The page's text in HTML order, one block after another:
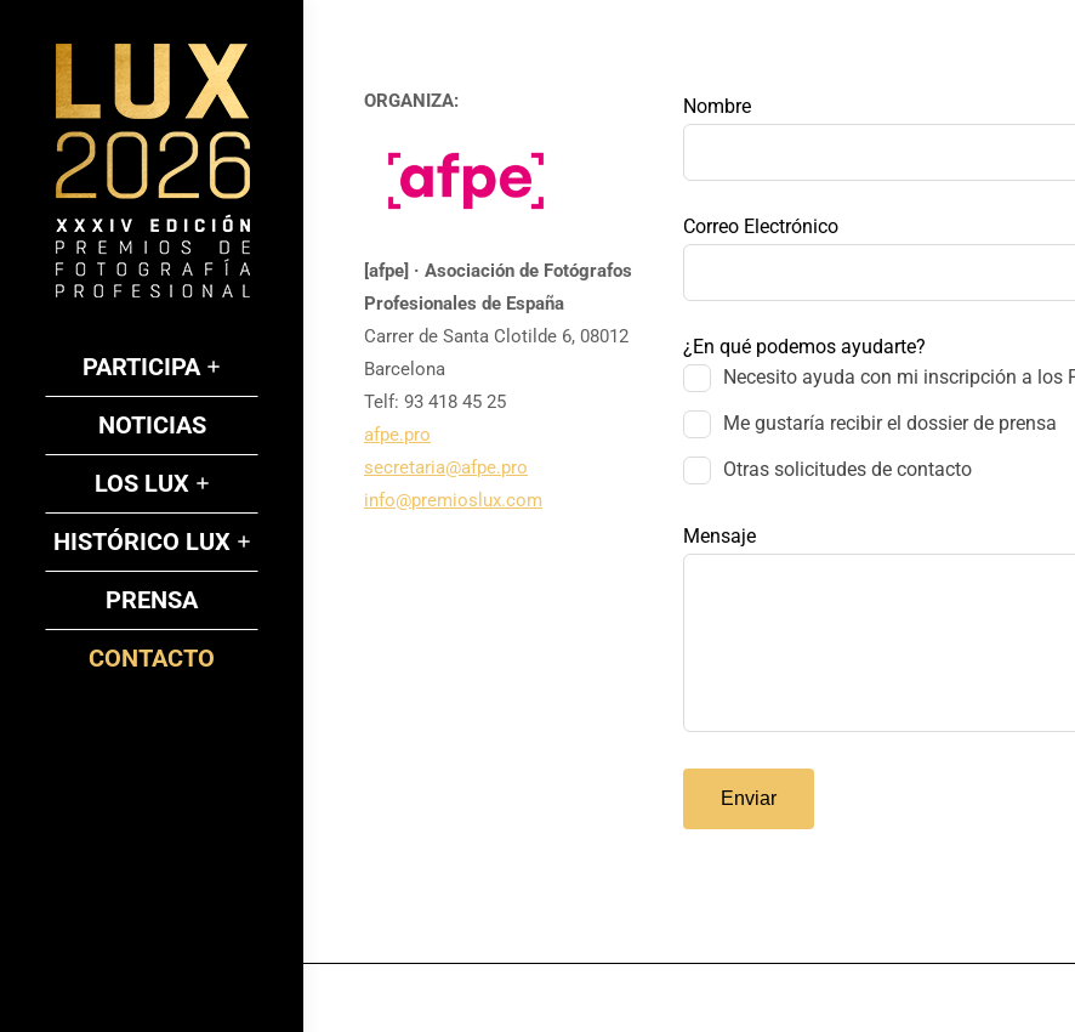
PARTICIPA
NOTICIAS
LOS LUX
HISTÓRICO LUX
PRENSA
CONTACTO
ORGANIZA:
[afpe] · Asociación de Fotógrafos
Profesionales de España
Carrer de Santa Clotilde 6, 08012
Barcelona
Telf: 93 418 45 25
afpe.pro
secretaria@afpe.pro
info@premioslux.com
Leave
this
Nombre
Correo Electrónico
¿En qué podemos ayudarte?
Necesito ayuda con mi inscripción a los
Me gustaría recibir el dossier de prensa
Otras solicitudes de contacto
Mensaje
Enviar